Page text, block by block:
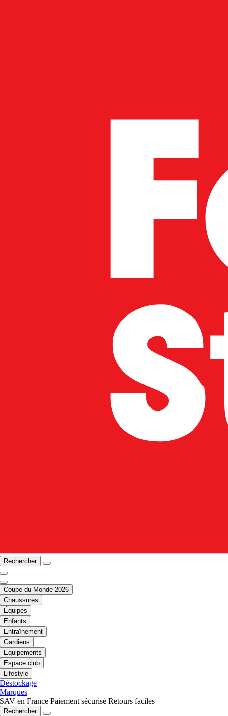
Rechercher
Coupe du Monde 2026
Chaussures
Équipes
Enfants
Entraînement
Gardiens
Equipements
Espace club
Lifestyle
Déstockage
Marques
SAV en France Paiement sécurisé Retours faciles
Rechercher